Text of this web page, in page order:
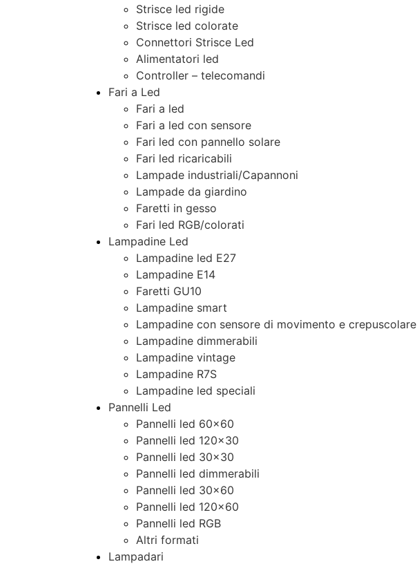
Strisce led rigide
Strisce led colorate
Connettori Strisce Led
Alimentatori led
Controller – telecomandi
Fari a Led
Fari a led
Fari a led con sensore
Fari led con pannello solare
Fari led ricaricabili
Lampade industriali/Capannoni
Lampade da giardino
Faretti in gesso
Fari led RGB/colorati
Lampadine Led
Lampadine led E27
Lampadine E14
Faretti GU10
Lampadine smart
Lampadine con sensore di movimento e crepuscolare
Lampadine dimmerabili
Lampadine vintage
Lampadine R7S
Lampadine led speciali
Pannelli Led
Pannelli led 60×60
Pannelli led 120×30
Pannelli led 30×30
Pannelli led dimmerabili
Pannelli led 30×60
Pannelli led 120×60
Pannelli led RGB
Altri formati
Lampadari